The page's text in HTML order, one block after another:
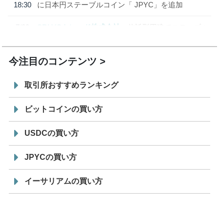
18:30
に日本円ステーブルコイン「 JPYC」を追加
7/29
SBI VCトレード株式会社
信託型円建てステーブル
今注目のコンテンツ
取引所おすすめランキング
ビットコインの買い方
USDCの買い方
JPYCの買い方
イーサリアムの買い方